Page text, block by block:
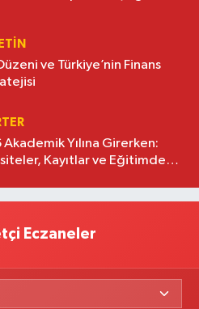
ve Türkiye’nin Finans
Yılına Girerken:
Kayıtlar ve Eğitimde
Eczaneler